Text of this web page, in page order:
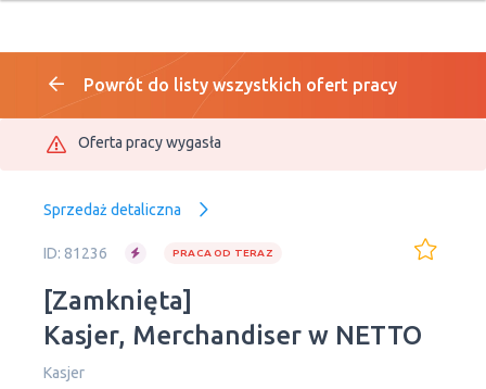
Powrót do listy wszystkich ofert pracy
Oferta pracy wygasła
Sprzedaż detaliczna
ID: 81236 PRACA OD TERAZ
[Zamknięta]
Kasjer, Merchandiser w NETTO
Kasjer